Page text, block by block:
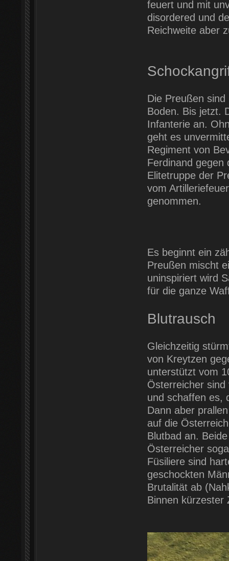
feuert und mit
disordered und
Reichweite aber
Die Preußen
Boden. Bis jetzt.
Infanterie an.
geht es
Regiment von
Ferdinand gegen
Elitetruppe der
vom
genommen.
Es beginnt ein
Preußen mischt
uninspiriert wird
für die ganze
Blutrausch
Gleichzeitig
von Kreytzen
unterstützt vom
Österreicher
und schaffen es,
Dann aber
auf die
Blutbad an.
Österreicher
Füsiliere sind
geschockten
Brutalität ab
Binnen kürzester